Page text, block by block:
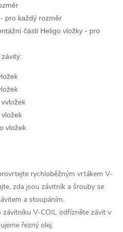
pro každý rozměr
části Heligo vložky - pro
vložek
rychloběžným vrtákem V-
zda jsou závitník a šrouby se
a stoupáním.
závitníku V-COIL odřízněte závit v
řezný olej.